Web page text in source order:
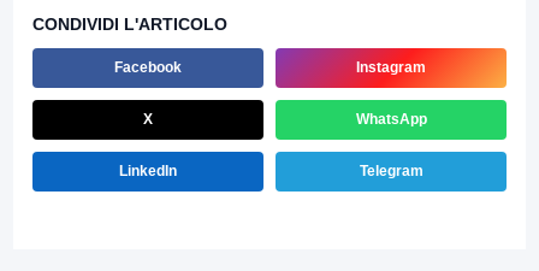
CONDIVIDI L'ARTICOLO
Facebook Instagram
X WhatsApp
LinkedIn Telegram